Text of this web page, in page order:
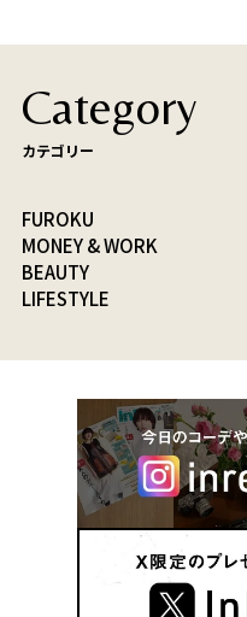
Category
カテゴリー
FUROKU
MONEY & WORK
BEAUTY
LIFESTYLE